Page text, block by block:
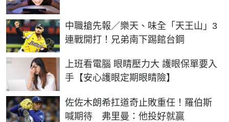
中職搶先報／樂天、味全「天王山」3
連戰開打！兄弟南下踢館台鋼
上班看電腦 眼睛壓力大 護眼保單要入
手【安心護眼定期眼睛險】
PR
佐佐木朗希扛道奇止敗重任！羅伯斯
喊期待 弗里曼：他投好就贏